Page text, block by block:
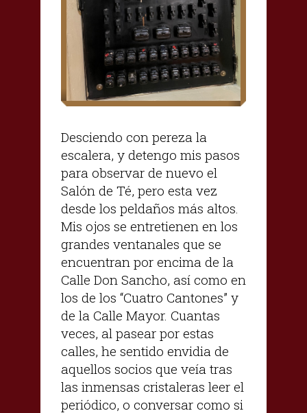
Desciendo con pereza la
escalera, y detengo mis pasos
para observar de nuevo el
Salón de Té, pero esta vez
desde los peldaños más altos.
Mis ojos se entretienen en los
grandes ventanales que se
encuentran por encima de la
Calle Don Sancho, así como en
los de los “Cuatro Cantones” y
de la Calle Mayor. Cuantas
veces, al pasear por estas
calles, he sentido envidia de
aquellos socios que veía tras
las inmensas cristaleras leer el
periódico, o conversar como si